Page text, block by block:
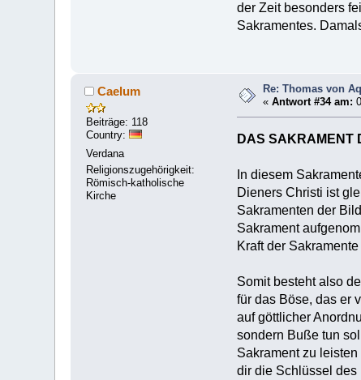
der Zeit besonders
Sakramentes.
Caelum
Beiträge: 118
Country:
Verdana
Religionszugehörigkeit:
Römisch-katholische
Kirche
Re: Thomas von
«Antwort #34 am:
DAS SAKRAMENT
In diesem
Dieners Christi ist
Sakramenten der
Sakrament
Kraft der
Somit besteht also
für das Böse, das er
auf göttlicher
sondern Buße tun
Sakrament zu
dir die Schlüssel des